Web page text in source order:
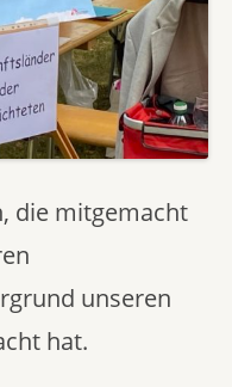
die mitgemacht
unseren
hat.